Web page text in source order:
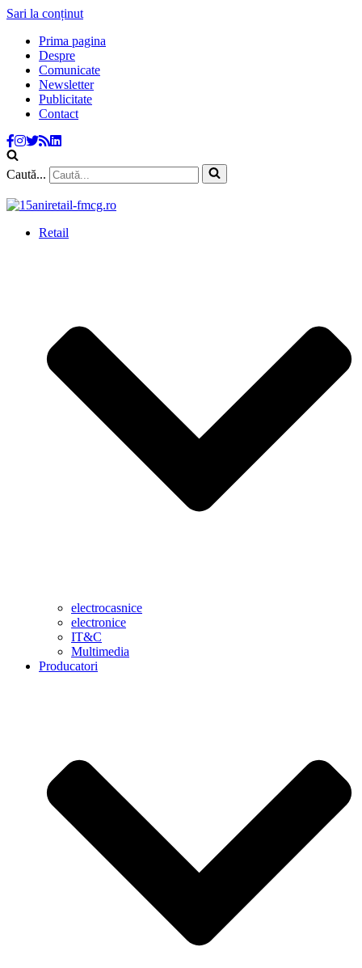
Sari la conținut
Prima pagina
Despre
Comunicate
Newsletter
Publicitate
Contact
Caută...
Retail
electrocasnice
electronice
IT&C
Multimedia
Producatori